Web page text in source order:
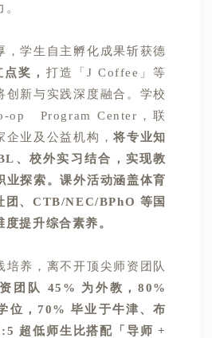
，学生自主孵化成果斩获德
奖， 打造「J Coffee」等
新与实践深度融合。 学校
op
Program Center，联
企业及公益机构，将专业知
、校外实习结合，实现教
业探索。课外活动涵盖体育
团、CTB/NEC/BPhO 等国
提升综合素养。
培养，离不开顶尖师资团队
团队 45% 为外教，80%
位，70% 毕业于牛津、布
超低师生比搭配「导师 +